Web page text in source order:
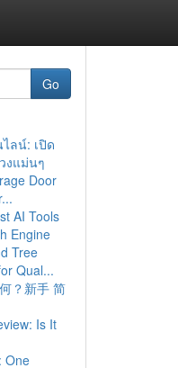
Go
ลน์: เปิด
งแม่นๆ
Door
AI Tools
Engine
Tree
Qual...
？新手 简
Is It
One